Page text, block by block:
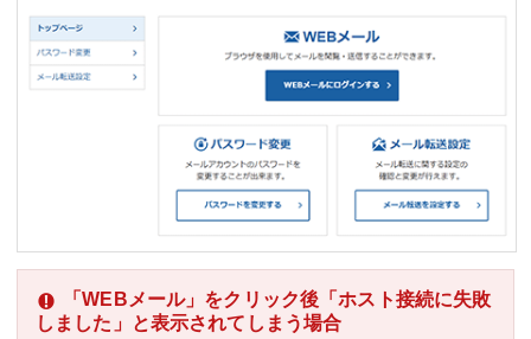
「WEBメール」をクリック後「ホスト接続に失敗
しました」と表示されてしまう場合